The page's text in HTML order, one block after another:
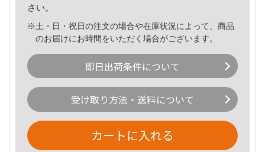
さい。
※土・日・祝日の注文の場合や在庫状況によって、商品
のお届けにお時間をいただく場合がございます。
即日出荷条件について
受け取り方法・送料について
カートに入れる